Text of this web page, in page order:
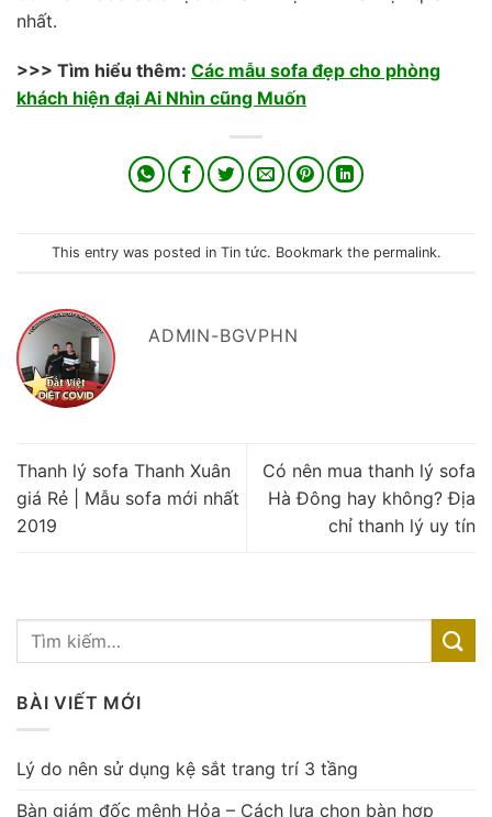
nhất.
>>> Tìm hiểu thêm: Các mẫu sofa đẹp cho phòng
khách hiện đại Ai Nhìn cũng Muốn
This entry was posted in Tin tức. Bookmark the permalink.
ADMIN-BGVPHN
Thanh lý sofa Thanh Xuân
giá Rẻ | Mẫu sofa mới nhất
2019
Có nên mua thanh lý sofa
Hà Đông hay không? Địa
chỉ thanh lý uy tín
BÀI VIẾT MỚI
Lý do nên sử dụng kệ sắt trang trí 3 tầng
Bàn giám đốc mệnh Hỏa – Cách lựa chọn bàn hợp